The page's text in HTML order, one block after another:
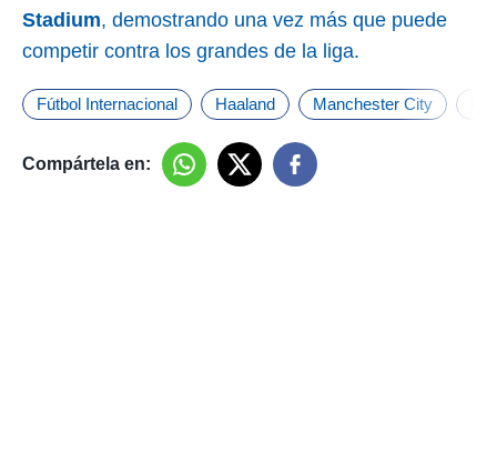
Stadium, demostrando una vez más que puede
competir contra los grandes de la liga.
Fútbol Internacional Haaland Manchester City
Compártela en: